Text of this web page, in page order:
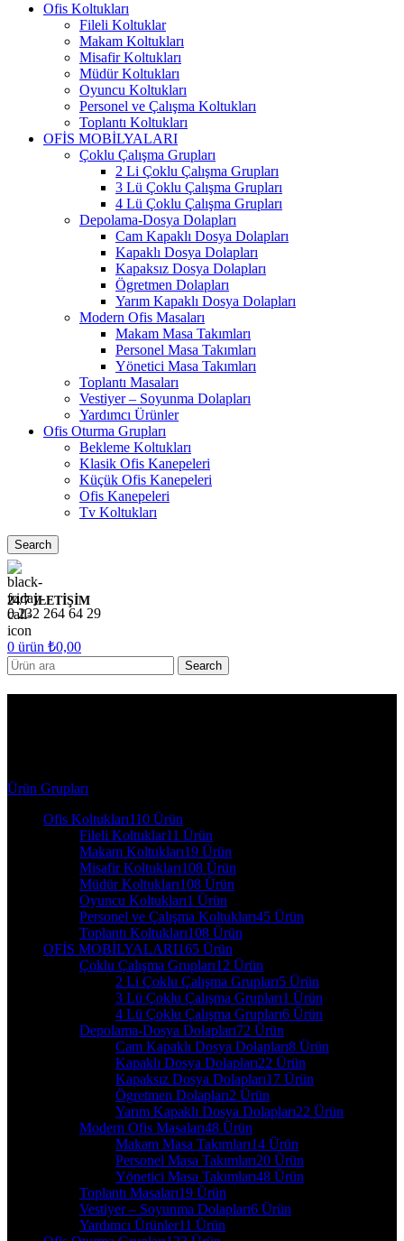
Ofis Koltukları
Fileli Koltuklar
Makam Koltukları
Misafir Koltukları
Müdür Koltukları
Oyuncu Koltukları
Personel ve Çalışma Koltukları
Toplantı Koltukları
OFİS MOBİLYALARI
Çoklu Çalışma Grupları
2 Li Çoklu Çalışma Grupları
3 Lü Çoklu Çalışma Grupları
4 Lü Çoklu Çalışma Grupları
Depolama-Dosya Dolapları
Cam Kapaklı Dosya Dolapları
Kapaklı Dosya Dolapları
Kapaksız Dosya Dolapları
Ögretmen Dolapları
Yarım Kapaklı Dosya Dolapları
Modern Ofis Masaları
Makam Masa Takımları
Personel Masa Takımları
Yönetici Masa Takımları
Toplantı Masaları
Vestiyer – Soyunma Dolapları
Yardımcı Ürünler
Ofis Oturma Grupları
Bekleme Koltukları
Klasik Ofis Kanepeleri
Küçük Ofis Kanepeleri
Ofis Kanepeleri
Tv Koltukları
Search
24/7 İLETİŞİM
0 232 264 64 29
0 ürün ₺0,00
Search
Ürün Grupları
Ofis Koltukları110 Ürün
Fileli Koltuklar11 Ürün
Makam Koltukları19 Ürün
Misafir Koltukları108 Ürün
Müdür Koltukları108 Ürün
Oyuncu Koltukları1 Ürün
Personel ve Çalışma Koltukları45 Ürün
Toplantı Koltukları108 Ürün
OFİS MOBİLYALARI165 Ürün
Çoklu Çalışma Grupları12 Ürün
2 Li Çoklu Çalışma Grupları5 Ürün
3 Lü Çoklu Çalışma Grupları1 Ürün
4 Lü Çoklu Çalışma Grupları6 Ürün
Depolama-Dosya Dolapları72 Ürün
Cam Kapaklı Dosya Dolapları8 Ürün
Kapaklı Dosya Dolapları22 Ürün
Kapaksız Dosya Dolapları17 Ürün
Ögretmen Dolapları2 Ürün
Yarım Kapaklı Dosya Dolapları22 Ürün
Modern Ofis Masaları48 Ürün
Makam Masa Takımları14 Ürün
Personel Masa Takımları20 Ürün
Yönetici Masa Takımları48 Ürün
Toplantı Masaları19 Ürün
Vestiyer – Soyunma Dolapları6 Ürün
Yardımcı Ürünler11 Ürün